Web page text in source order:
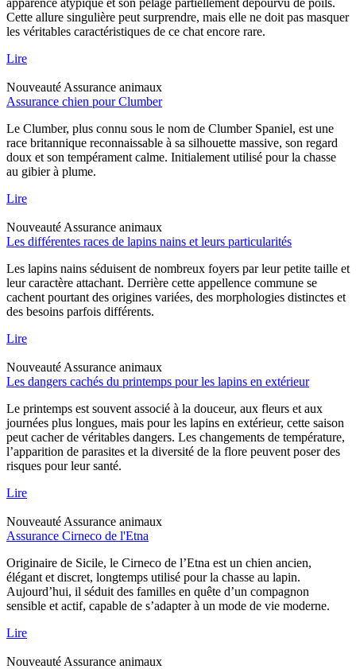
Cette allure singulière peut surprendre, mais elle ne doit pas masquer
les véritables caractéristiques de ce chat encore rare.
Lire
Nouveauté Assurance animaux
Assurance chien pour Clumber
Le Clumber, plus connu sous le nom de Clumber Spaniel, est une
race britannique reconnaissable à sa silhouette massive, son regard
doux et son tempérament calme. Initialement utilisé pour la chasse
au gibier à plume.
Lire
Nouveauté Assurance animaux
Les différentes races de lapins nains et leurs particularités
Les lapins nains séduisent de nombreux foyers par leur petite taille et
leur caractère attachant. Derrière cette appellence commune se
cachent pourtant des origines variées, des morphologies distinctes et
des besoins parfois différents.
Lire
Nouveauté Assurance animaux
Les dangers cachés du printemps pour les lapins en extérieur
Le printemps est souvent associé à la douceur, aux fleurs et aux
journées plus longues, mais pour les lapins en extérieur, cette saison
peut cacher de véritables dangers. Les changements de température,
l’apparition de parasites et la diversité de la flore peuvent poser des
risques pour leur santé.
Lire
Nouveauté Assurance animaux
Assurance Cirneco de l'Etna
Originaire de Sicile, le Cirneco de l’Etna est un chien ancien,
élégant et discret, longtemps utilisé pour la chasse au lapin.
Aujourd’hui, il séduit des familles en quête d’un compagnon
sensible et actif, capable de s’adapter à un mode de vie moderne.
Lire
Nouveauté Assurance animaux